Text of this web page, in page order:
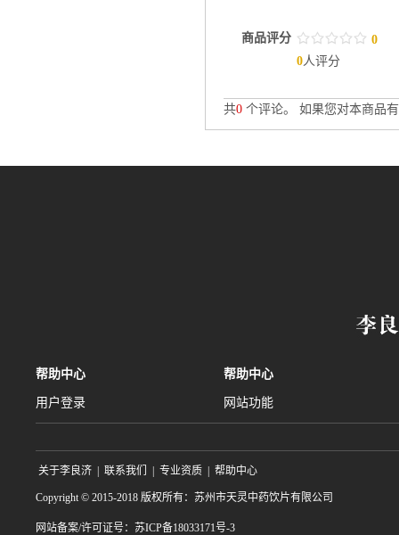
商品评分 / / / / /
. . . . . 0
0人评分
共0 个评论。 如果您对本商品
帮助中心
用户登录
帮助中心
网站功能
关于李良济 | 联系我们 | 专业资质 | 帮助中心
Copyright © 2015-2018 版权所有：苏州市天灵中药饮片有限公司
网站备案/许可证号：苏ICP备18033171号-3